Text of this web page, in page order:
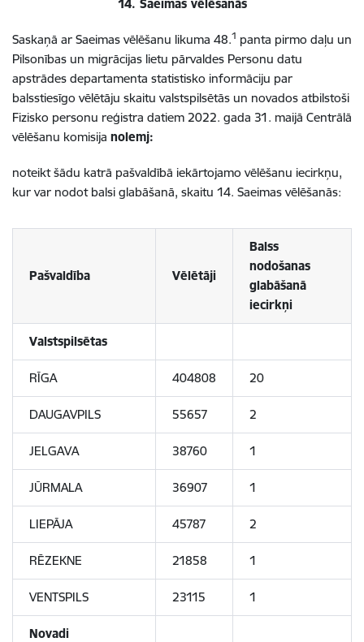
14. Saeimas vēlēšanās
Saskaņā ar Saeimas vēlēšanu likuma 48.1 panta pirmo daļu un
Pilsonības un migrācijas lietu pārvaldes Personu datu
apstrādes departamenta statistisko informāciju par
balsstiesīgo vēlētāju skaitu valstspilsētās un novados atbilstoši
Fizisko personu reģistra datiem 2022. gada 31. maijā Centrālā
vēlēšanu komisija nolemj:
noteikt šādu katrā pašvaldībā iekārtojamo vēlēšanu iecirkņu,
kur var nodot balsi glabāšanā, skaitu 14. Saeimas vēlēšanās:
Pašvaldība Vēlētāji
Balss
nodošanas
glabāšanā
iecirkņi
Valstspilsētas
RĪGA 404808 20
DAUGAVPILS 55657 2
JELGAVA 38760 1
JŪRMALA 36907 1
LIEPĀJA 45787 2
RĒZEKNE 21858 1
VENTSPILS 23115 1
Novadi